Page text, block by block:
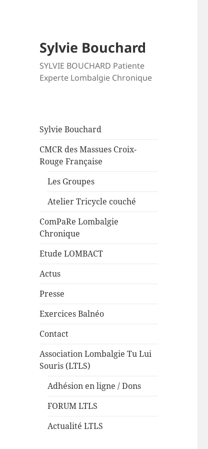
Sylvie Bouchard
SYLVIE BOUCHARD Patiente
Experte Lombalgie Chronique
Sylvie Bouchard
CMCR des Massues Croix-
Rouge Française
Les Groupes
Atelier Tricycle couché
ComPaRe Lombalgie
Chronique
Etude LOMBACT
Actus
Presse
Exercices Balnéo
Contact
Association Lombalgie Tu Lui
Souris (LTLS)
Adhésion en ligne / Dons
FORUM LTLS
Actualité LTLS